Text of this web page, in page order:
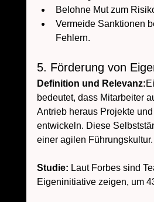
Belohne Mut zum
Vermeide Sanktionen
Fehlern.
5. Förderung von
Definition und Relevanz:
bedeutet, dass Mitarbeiter
Antrieb heraus Projekte
entwickeln. Diese
einer agilen Führungskultur.
Studie: Laut Forbes sind
Eigeninitiative zeigen, um